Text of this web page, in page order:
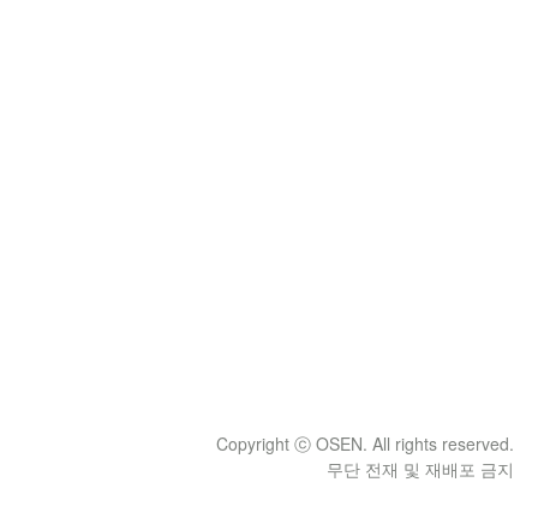
Copyright ⓒ OSEN. All rights reserved.
무단 전재 및 재배포 금지